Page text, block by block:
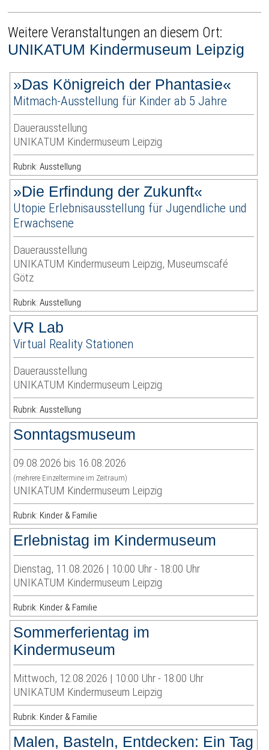
Weitere Veranstaltungen an diesem Ort:
UNIKATUM Kindermuseum Leipzig
»Das Königreich der Phantasie«
Mitmach-Ausstellung für Kinder ab 5 Jahre
Dauerausstellung
UNIKATUM Kindermuseum Leipzig
Rubrik: Ausstellung
»Die Erfindung der Zukunft«
Utopie Erlebnisausstellung für Jugendliche und
Erwachsene
Dauerausstellung
UNIKATUM Kindermuseum Leipzig, Museumscafé
Götz
Rubrik: Ausstellung
VR Lab
Virtual Reality Stationen
Dauerausstellung
UNIKATUM Kindermuseum Leipzig
Rubrik: Ausstellung
Sonntagsmuseum
09.08.2026 bis 16.08.2026
(mehrere Einzeltermine im Zeitraum)
UNIKATUM Kindermuseum Leipzig
Rubrik: Kinder & Familie
Erlebnistag im Kindermuseum
Dienstag, 11.08.2026 | 10:00 Uhr - 18:00 Uhr
UNIKATUM Kindermuseum Leipzig
Rubrik: Kinder & Familie
Sommerferientag im
Kindermuseum
Mittwoch, 12.08.2026 | 10:00 Uhr - 18:00 Uhr
UNIKATUM Kindermuseum Leipzig
Rubrik: Kinder & Familie
Malen, Basteln, Entdecken: Ein Tag